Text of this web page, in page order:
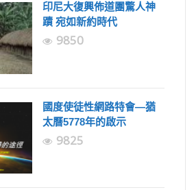
印尼大復興佈道團驚人神
蹟 宛如新約時代
9850
國度使徒性網路特會—猶
太曆5778年的啟示
9825